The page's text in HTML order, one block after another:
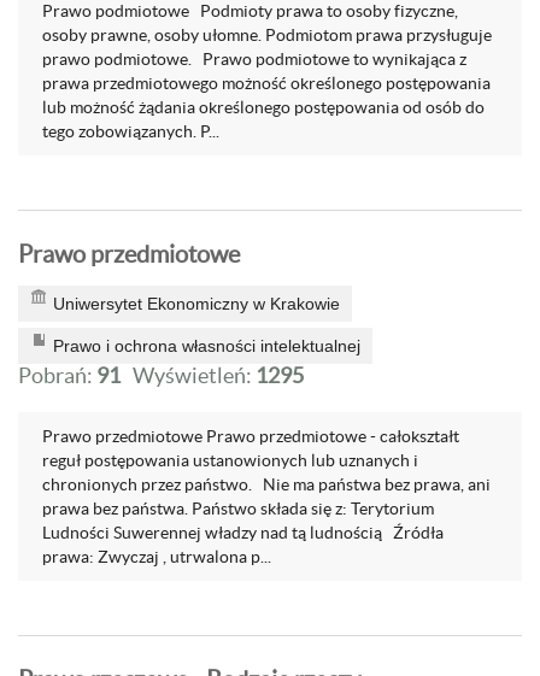
Prawo podmiotowe Podmioty prawa to osoby fizyczne,
osoby prawne, osoby ułomne. Podmiotom prawa przysługuje
prawo podmiotowe. Prawo podmiotowe to wynikająca z
prawa przedmiotowego możność określonego postępowania
lub możność żądania określonego postępowania od osób do
tego zobowiązanych. P...
Prawo przedmiotowe
Uniwersytet Ekonomiczny w Krakowie
Prawo i ochrona własności intelektualnej
Pobrań: 91 Wyświetleń: 1295
Prawo przedmiotowe Prawo przedmiotowe - całokształt
reguł postępowania ustanowionych lub uznanych i
chronionych przez państwo. Nie ma państwa bez prawa, ani
prawa bez państwa. Państwo składa się z: Terytorium
Ludności Suwerennej władzy nad tą ludnością Źródła
prawa: Zwyczaj , utrwalona p...